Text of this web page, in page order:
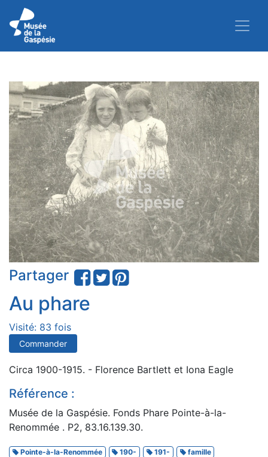
Partager
Au phare
Visité: 83 fois
Commander
Circa 1900-1915. - Florence Bartlett et Iona Eagle
Référence :
Musée de la Gaspésie. Fonds Phare Pointe-à-la-
Renommée . P2, 83.16.139.30.
Pointe-à-la-Renommée 190- 191- famille